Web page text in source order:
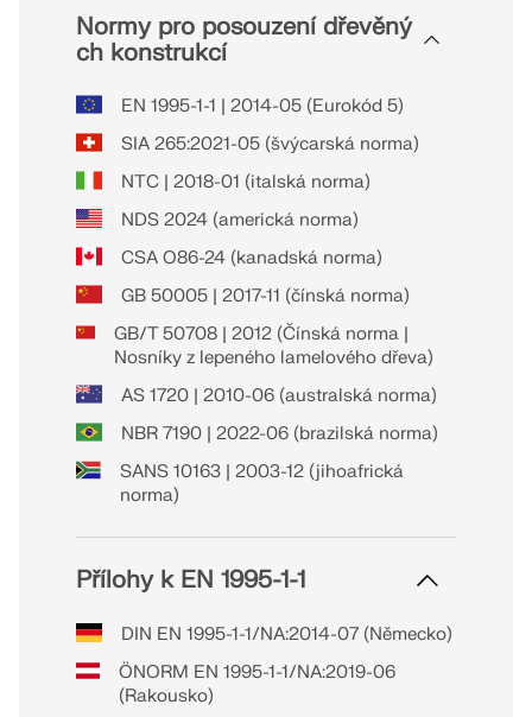
Normy pro posouzení dřevěný
ch konstrukcí
EN 1995-1-1 | 2014-05 (Eurokód 5)
SIA 265:2021-05 (švýcarská norma)
NTC | 2018-01 (italská norma)
NDS 2024 (americká norma)
CSA O86-24 (kanadská norma)
GB 50005 | 2017-11 (čínská norma)
GB/T 50708 | 2012 (Čínská norma |
Nosníky z lepeného lamelového dřeva)
AS 1720 | 2010-06 (australská norma)
NBR 7190 | 2022-06 (brazilská norma)
SANS 10163 | 2003-12 (jihoafrická
norma)
Přílohy k EN 1995-1-1
DIN EN 1995-1-1/NA:2014-07 (Německo)
ÖNORM EN 1995-1-1/NA:2019-06
(Rakousko)